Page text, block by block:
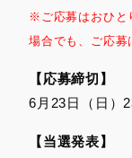
※ご応募はおひと
場合でも、ご応募
【応募締切】
6月23日（日）
【当選発表】